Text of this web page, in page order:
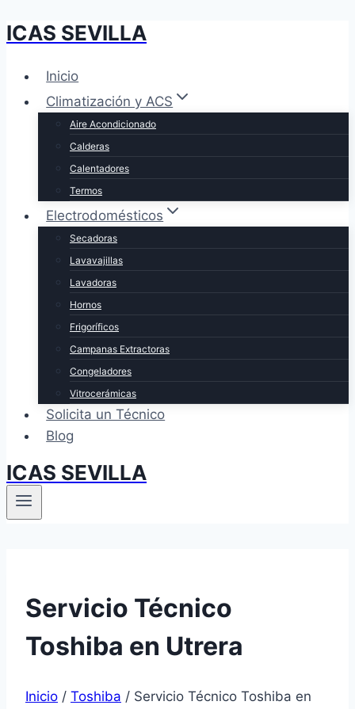
Saltar
contenido
ICAS SEVILLA
Inicio
Climatización y ACS
Aire Acondicionado
Calderas
Calentadores
Termos
Electrodomésticos
Secadoras
Lavavajillas
Lavadoras
Hornos
Frigoríficos
Campanas Extractoras
Congeladores
Vitrocerámicas
Solicita un Técnico
Blog
ICAS SEVILLA
Servicio Técnico
Toshiba en Utrera
Inicio / Toshiba / Servicio Técnico Toshiba en